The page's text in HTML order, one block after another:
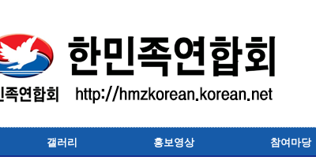
갤러리 홍보영상 참여마당